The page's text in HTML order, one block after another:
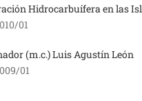
Hidrocarbuífera en las
01
(m.c.) Luis Agustín León
01